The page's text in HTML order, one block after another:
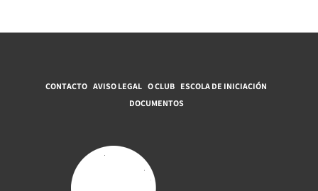
CONTACTO AVISO LEGAL O CLUB ESCOLA DE INICIACIÓN
DOCUMENTOS